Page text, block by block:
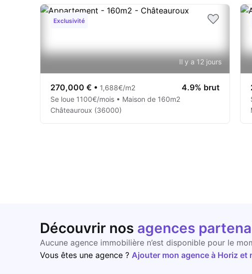
Exclusivité
Il y a 12 jours
270,000 € • 1,688€/m2 4.9% brut
Se loue 1100€/mois • Maison de 160m2
Châteauroux (36000)
Découvrir nos agences
Aucune agence immobilière n’est disponible pour le
Vous êtes une agence ? Ajouter mon agence à Horiz et